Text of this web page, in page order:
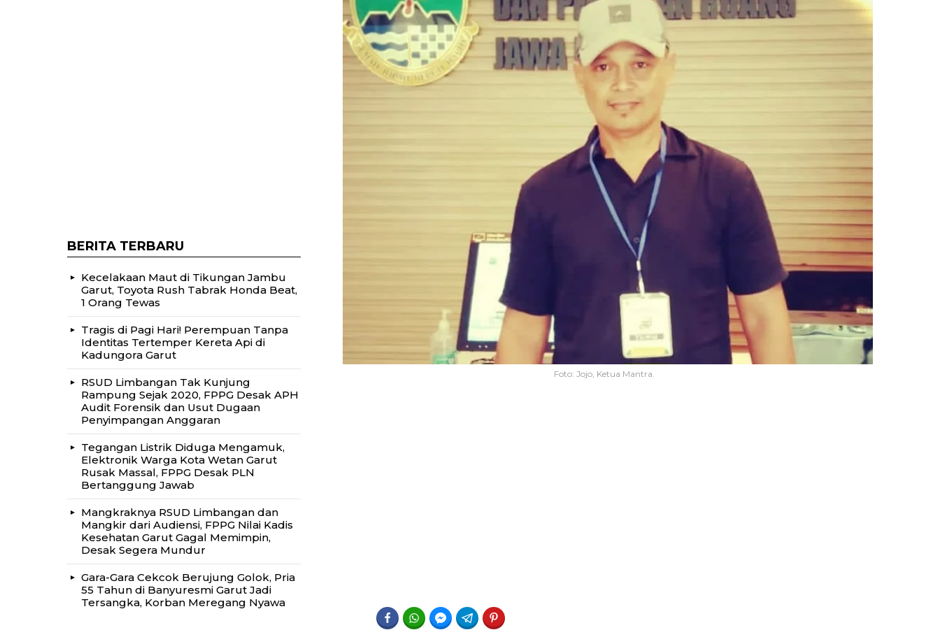
Foto: Jojo, Ketua Mantra.
FACEBOOKWHATSAPPFACEBOOK MESSENGER
TELEGRAM
BERITA TERBARU
Kecelakaan Maut di Tikungan Jambu
Garut, Toyota Rush Tabrak Honda Beat,
1 Orang Tewas
Tragis di Pagi Hari! Perempuan Tanpa
Identitas Tertemper Kereta Api di
Kadungora Garut
RSUD Limbangan Tak Kunjung
Rampung Sejak 2020, FPPG Desak APH
Audit Forensik dan Usut Dugaan
Penyimpangan Anggaran
Tegangan Listrik Diduga Mengamuk,
Elektronik Warga Kota Wetan Garut
Rusak Massal, FPPG Desak PLN
Bertanggung Jawab
Mangkraknya RSUD Limbangan dan
Mangkir dari Audiensi, FPPG Nilai Kadis
Kesehatan Garut Gagal Memimpin,
Desak Segera Mundur
Gara-Gara Cekcok Berujung Golok, Pria
55 Tahun di Banyuresmi Garut Jadi
Tersangka, Korban Meregang Nyawa